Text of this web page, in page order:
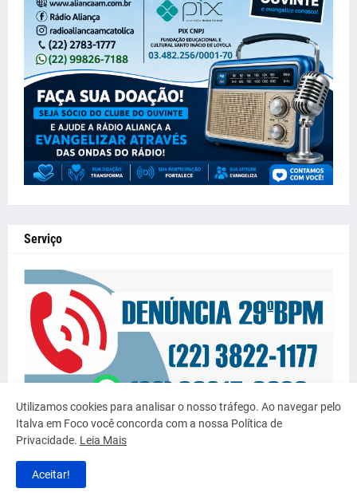
Serviço
Utilizamos cookies para analisar o nosso tráfego. Ao navegar pelo
Italva em Foco você concorda com a nossa Política de
Privacidade. Leia Mais
Aceitar!